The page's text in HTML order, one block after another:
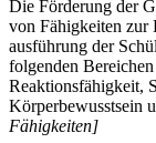
Die Förderung der
von Fähigkeiten zur
ausführung der
folgenden
Reaktionsfähigkeit,
Körperbewusstsein
Fähigkeiten]